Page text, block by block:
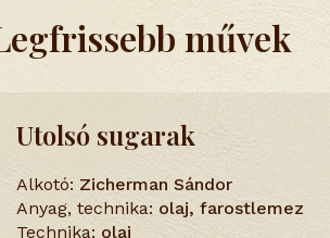
művek
Utolsó sugarak
Alkotó: Zicherman Sándor
Anyag, technika: olaj, farostlemez
Technika: olaj